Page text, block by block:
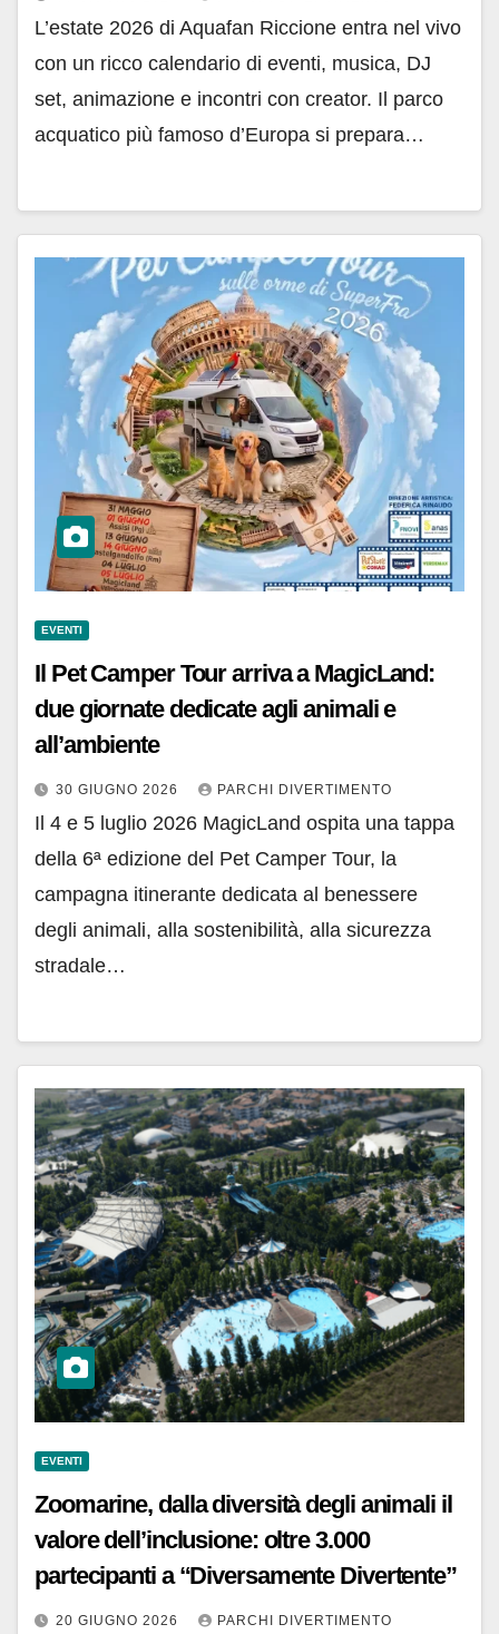
L’estate 2026 di Aquafan Riccione entra nel vivo
con un ricco calendario di eventi, musica, DJ
set, animazione e incontri con creator. Il parco
acquatico più famoso d’Europa si prepara…
EVENTI
Il Pet Camper Tour arriva a MagicLand:
due giornate dedicate agli animali e
all’ambiente
30 GIUGNO 2026 PARCHI DIVERTIMENTO
Il 4 e 5 luglio 2026 MagicLand ospita una tappa
della 6ª edizione del Pet Camper Tour, la
campagna itinerante dedicata al benessere
degli animali, alla sostenibilità, alla sicurezza
stradale…
EVENTI
Zoomarine, dalla diversità degli animali il
valore dell’inclusione: oltre 3.000
partecipanti a “Diversamente Divertente”
20 GIUGNO 2026 PARCHI DIVERTIMENTO